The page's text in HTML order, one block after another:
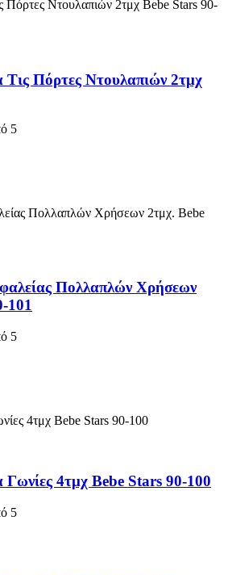
Τις Πόρτες Ντουλαπιών 2τμχ
5
Πολλαπλών Χρήσεων
101
5
Γωνίες 4τμχ Bebe Stars 90-100
5